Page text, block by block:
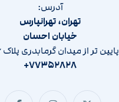
آدرس:
تهران، تهرانپارس
خیابان احسان
پایین تر از میدان گرمابدری پلاک ۲۴۶:
۷۷۳۵۲۸۲۸+